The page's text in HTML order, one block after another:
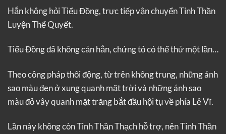
Hắn không hỏi Tiểu Đồng, trực tiếp vận chuyển Tinh Thần
Luyện Thể Quyết.
Tiểu Đồng đã không cản hắn, chứng tỏ có thể thử một lần…
Theo công pháp thôi động, từ trên không trung, những ánh
sao màu đen ở xung quanh mặt trời và những ánh sao
màu đỏ vây quanh mặt trăng bắt đầu hội tụ về phía Lê Vĩ.
Lần này không còn Tinh Thần Thạch hỗ trợ, nên Tinh Thần